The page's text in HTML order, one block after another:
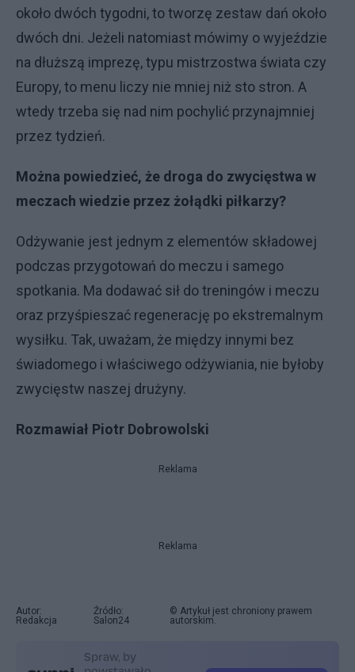
około dwóch tygodni, to tworzę zestaw dań około
dwóch dni. Jeżeli natomiast mówimy o wyjeździe
na dłuższą imprezę, typu mistrzostwa świata czy
Europy, to menu liczy nie mniej niż sto stron. A
wtedy trzeba się nad nim pochylić przynajmniej
przez tydzień.
Można powiedzieć, że droga do zwycięstwa w
meczach wiedzie przez żołądki piłkarzy?
Odżywanie jest jednym z elementów składowej
podczas przygotowań do meczu i samego
spotkania. Ma dodawać sił do treningów i meczu
oraz przyśpieszać regenerację po ekstremalnym
wysiłku. Tak, uważam, że między innymi bez
świadomego i właściwego odżywiania, nie byłoby
zwycięstw naszej drużyny.
Rozmawiał Piotr Dobrowolski
Reklama
Reklama
Autor:
Redakcja
Źródło:
Salon24
© Artykuł jest chroniony prawem
autorskim.